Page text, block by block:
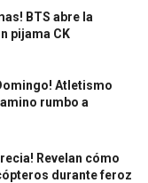
BTS abre la
pijama CK
Atletismo
rumbo a
Revelan cómo
durante feroz